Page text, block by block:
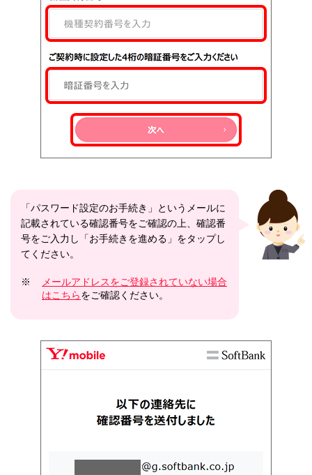
「パスワード設定のお手続き」というメールに
記載されている確認番号をご確認の上、確認番
号をご入力し「お手続きを進める」をタップし
てください。
※
メールアドレスをご登録されていない場合
はこちらをご確認ください。